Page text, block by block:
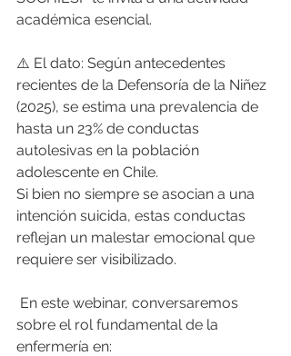
académica esencial.
​⚠️ El dato: Según antecedentes
recientes de la Defensoría de la Niñez
(2025), se estima una prevalencia de
hasta un 23% de conductas
autolesivas en la población
adolescente en Chile.
​Si bien no siempre se asocian a una
intención suicida, estas conductas
reflejan un malestar emocional que
requiere ser visibilizado.
sobre el rol fundamental de la
enfermería en: